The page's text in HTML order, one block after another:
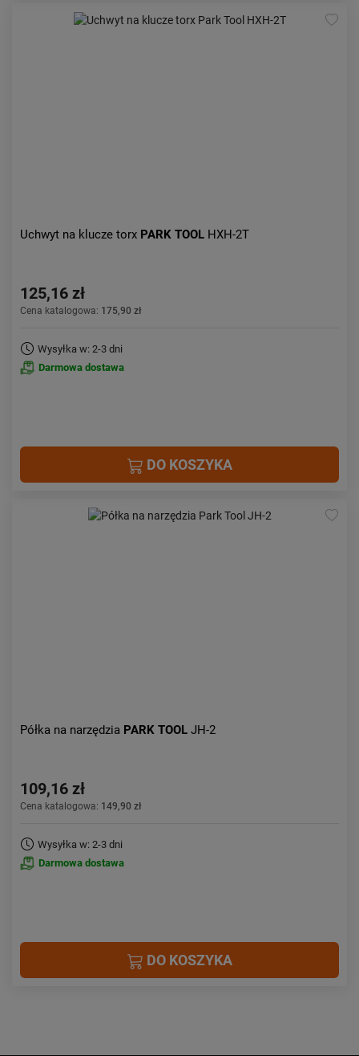
Uchwyt na klucze torx PARK TOOL HXH-2T
125,16 zł
Cena katalogowa: 175,90 zł
Wysyłka w: 2-3 dni
Darmowa dostawa
DO KOSZYKA
Półka na narzędzia PARK TOOL JH-2
109,16 zł
Cena katalogowa: 149,90 zł
Wysyłka w: 2-3 dni
Darmowa dostawa
DO KOSZYKA